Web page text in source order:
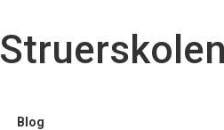
Blog